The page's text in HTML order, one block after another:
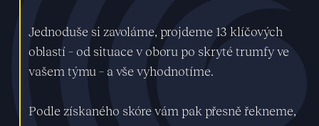
Jednoduše si zavoláme, projdeme 13 klíčových
oblastí – od situace v oboru po skryté trumfy ve
vašem týmu – a vše vyhodnotíme.
Podle získaného skóre vám pak přesně řekneme,